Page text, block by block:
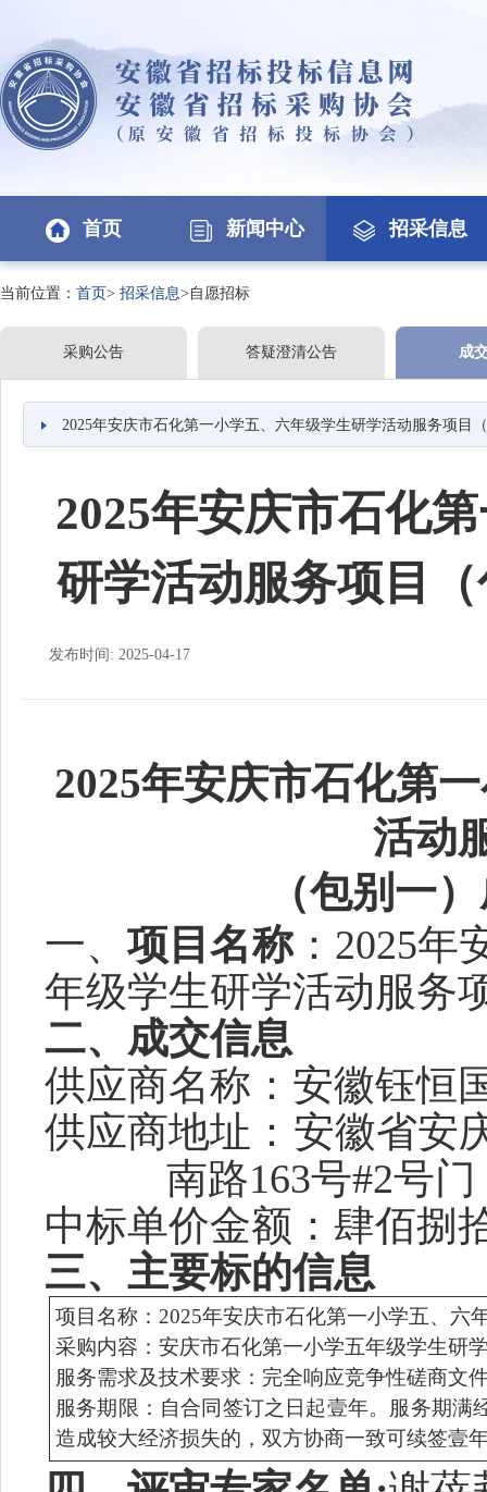
首页 新闻中心 招采信息
当前位置： 首页> 招采信息>自愿招标
采购公告 答疑澄清公告 成
2025年安庆市石化第一小学五、六年级学生研学活动服务项目
2025年安庆市石化
研学活动服务项目
发布时间: 2025-04-17
2025年安庆市石化第
活动
（包别一）
一、项目名称： 2025年
年级学生研学活动服务
二、成交信息
供应商名称： 安徽钰恒
供应商地址： 安徽省安
南路163号#2号门
中标单价金额 ： 肆佰捌
三、主要标的信息
项目名称： 2025年安庆市石化第一小学五、六
采购内容： 安庆市石化第一小学五年级学生研
服务需求及技术要求：完全响应竞争性磋商文
服务期限：自合同签订之日起壹年。服务期满
造成较大经济损失的，双方协商一致可续签壹